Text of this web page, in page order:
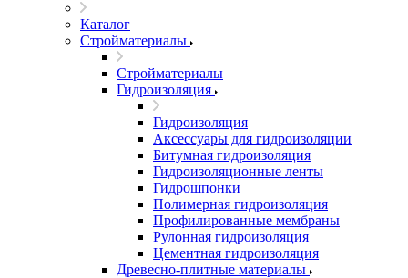
Каталог
Стройматериалы
Стройматериалы
Гидроизоляция
Гидроизоляция
Аксессуары для гидроизоляции
Битумная гидроизоляция
Гидроизоляционные ленты
Гидрошпонки
Полимерная гидроизоляция
Профилированные мембраны
Рулонная гидроизоляция
Цементная гидроизоляция
Древесно-плитные материалы